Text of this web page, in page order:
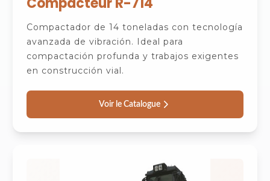
Compactador de 14 toneladas con tecnología
avanzada de vibración. Ideal para
compactación profunda y trabajos exigentes
en construcción vial.
Voir le Catalogue